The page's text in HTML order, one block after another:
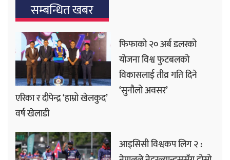
सम्बन्धित खबर
एरिका र दीपेन्द्र ‘हाम्रो खेलकुद’
वर्ष खेलाडी
फिफाको २० अर्ब डलरको
योजना विश्व फुटबलको
विकासलाई तीव्र गति दिने
‘सुनौलो अवसर’
आइसिसी विश्वकप लिग २ :